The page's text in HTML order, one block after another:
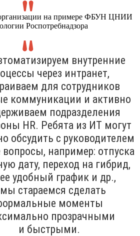
внутренние
через интранет,
для сотрудников
коммуникации и активно
подразделения
HR. Ребята из ИТ могут
обсудить с руководителем
например: отпуска
дату, переход на гибрид,
удобный график и др.,
стараемся сделать
моменты
прозрачными
и быстрыми.